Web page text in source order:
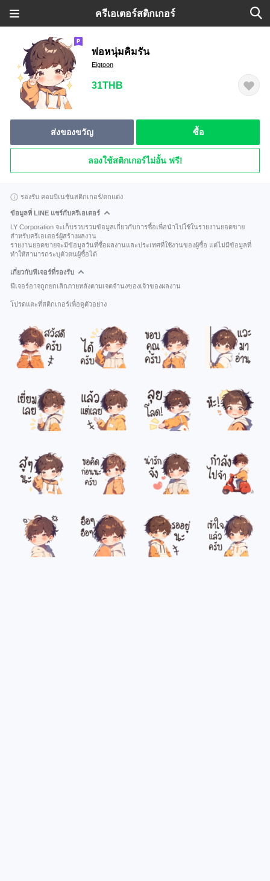
ครีเอเตอร์สติกเกอร์
พ่อหนุ่มคิมรัน
Eigtoon
31THB
ส่งของขวัญ ซื้อ
ลองใช้สติกเกอร์ไม่อั้น ฟรี!
รองรับ คอมบิเนชันสติกเกอร์/ตกแต่ง
ข้อมูลที่ LINE แชร์กับครีเอเตอร์
LY Corporation จะเก็บรวบรวมข้อมูลเกี่ยวกับการซื้อเพื่อนำไปใช้ในรายงานยอดขาย
สำหรับครีเอเตอร์ผู้สร้างผลงาน
รายงานยอดขายจะมีข้อมูลวันที่ซื้อผลงานและประเทศที่ใช้งานของผู้ซื้อ แต่ไม่มีข้อมูลที่
ทำให้สามารถระบุตัวตนผู้ซื้อได้
เกี่ยวกับฟีเจอร์ที่รองรับ
ฟีเจอร์อาจถูกยกเลิกภายหลังตามเจตจำนงของเจ้าของผลงาน
โปรดแตะที่สติกเกอร์เพื่อดูตัวอย่าง